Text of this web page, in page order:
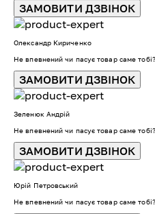
ЗАМОВИТИ ДЗВІНОК
Олександр Кириченко
Не впевнений чи пасує товар саме
ЗАМОВИТИ ДЗВІНОК
Зеленюк Андрій
Не впевнений чи пасує товар саме
ЗАМОВИТИ ДЗВІНОК
Юрій Петровський
Не впевнений чи пасує товар саме